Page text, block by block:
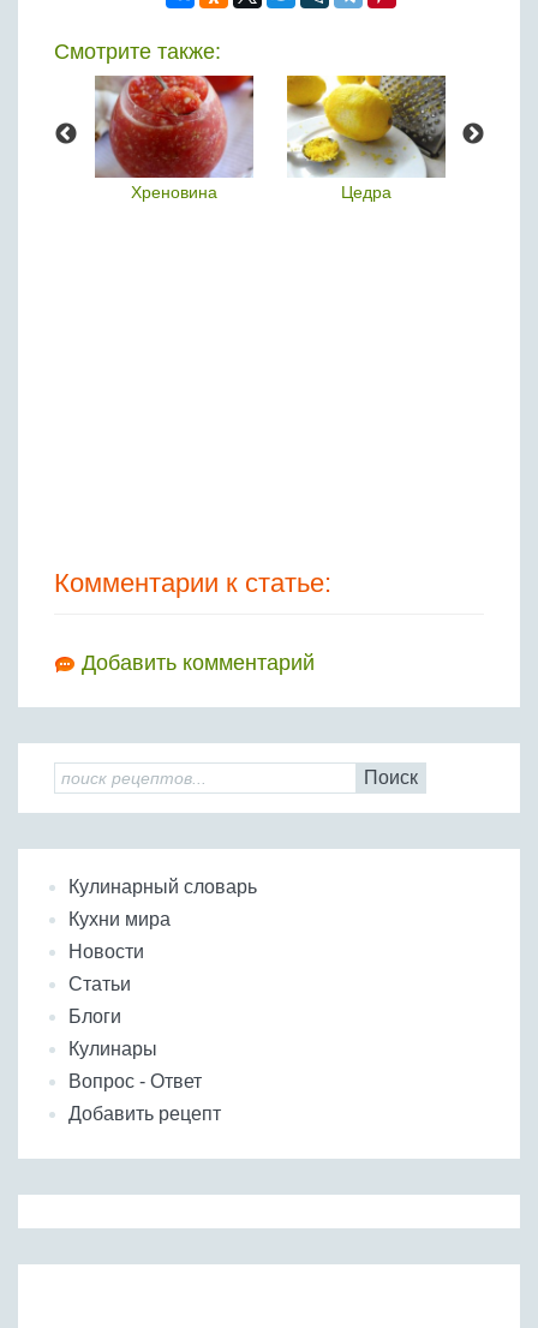
Смотрите также:
Хреновина Цедра
Комментарии к статье:
Добавить комментарий
Поиск
Кулинарный словарь
Кухни мира
Новости
Статьи
Блоги
Кулинары
Вопрос - Ответ
Добавить рецепт